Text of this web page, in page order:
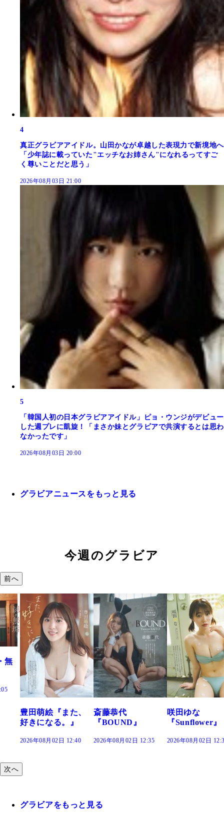
4
真正グラビアアイドル。山田かなが卓越した表現力で新境地へ
「少年誌に載っていた"エッチなお姉さん"になれるってすご
く尊いことだと思う」
2026年08月03日 21:00
5
「韓国人初の日本グラビアアイドル」ピョ・ウンジがデビュー
した週プレに凱旋！「まさか妹とグラビアで共演するとは思わ
なかったです」
2026年08月03日 20:00
グラビアニュースをもっと見る
今週のグラビア
前へ
斎藤恭代
『BOUND』
2026年08月02日 12:35
咲田ゆな
『Sunflower』
2026年08月02日 12:30
藤水咲桜『花
だまり』
2026年08月02日
次へ
グラビアをもっと見る